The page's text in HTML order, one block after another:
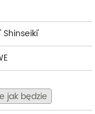
jak będzie